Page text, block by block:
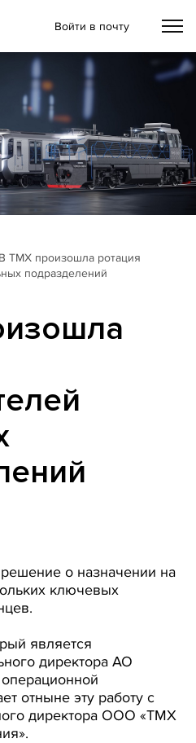
Войти в почту
В ТМХ произошла ротация
подразделений
о назначении на
ключевых
является
директора АО
отныне эту работу с
директора ООО «ТМХ